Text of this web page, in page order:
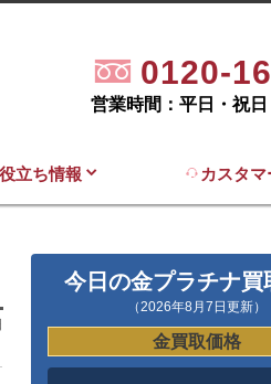
0120-
営業時間：平日・祝
立ち情報 カスタマ
今日の金プラチナ買
（2026年8月7日更新）
金買取価格